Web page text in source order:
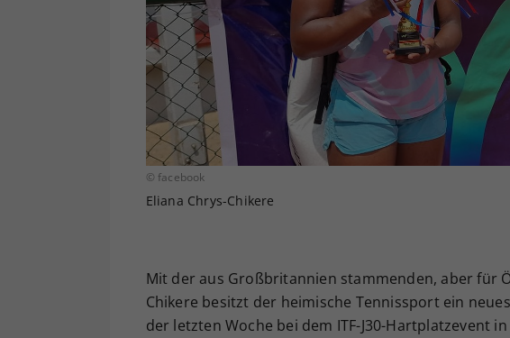
© facebook
Eliana Chrys-Chikere
Mit der aus Großbritannien stammenden, aber für
Chikere besitzt der heimische Tennissport ein
der letzten Woche bei dem ITF-J30-Hartplatzevent